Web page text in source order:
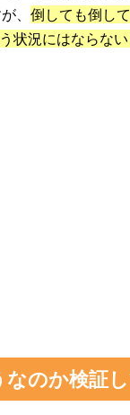
、 倒しても倒し
状況にはならない
なのか検証